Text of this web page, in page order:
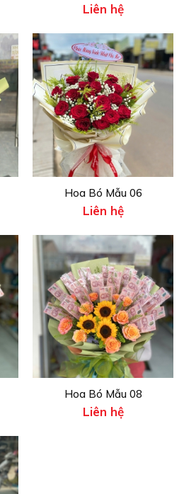
Liên hệ
Hoa Bó Mẫu 06
Liên hệ
Hoa Bó Mẫu 08
Liên hệ